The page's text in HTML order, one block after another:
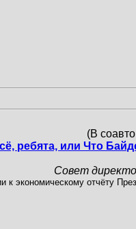
(В
ребята, или Что
Совет
к экономическому отчёту